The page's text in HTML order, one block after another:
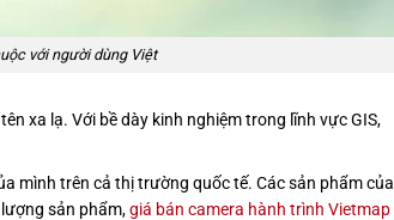
với người dùng Việt
xa lạ. Với bề dày kinh nghiệm trong lĩnh vực GIS,
mình trên cả thị trường quốc tế. Các sản phẩm của
sản phẩm,giá bán camera hành trình Vietmap